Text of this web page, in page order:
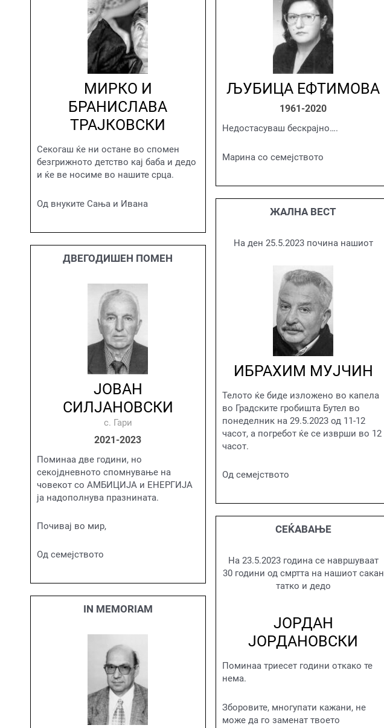
МИРКО И
БРАНИСЛАВА
ТРАЈКОВСКИ
Секогаш ќе ни остане во спомен
безгрижното детство кај баба и дедо
и ќе ве носиме во нашите срца.
Од внуките Сања и Ивана
ЉУБИЦА ЕФТИМОВА
1961-2020
Недостасуваш бескрајно….
Марина со семејството
ДВЕГОДИШЕН ПОМЕН
ЈОВАН
СИЛЈАНОВСКИ
с. Гари
2021-2023
Поминаа две години, но
секојдневното спомнување на
човекот со АМБИЦИЈА и ЕНЕРГИЈА
ја надополнува празнината.
Почивај во мир,
Од семејството
ЖАЛНА ВЕСТ
На ден 25.5.2023 почина нашиот
ИБРАХИМ МУЈЧИН
Телото ќе биде изложено во капела
во Градските гробишта Бутел во
понеделник на 29.5.2023 од 11-12
часот, а погребот ќе се изврши во 12
часот.
Од семејството
IN MEMORIAM
СЕЌАВАЊЕ
На 23.5.2023 година се навршуваат
30 години од смртта на нашиот сакан
татко и дедо
ЈОРДАН
ЈОРДАНОВСКИ
Поминаа триесет години откако те
нема.
Зборовите, многупати кажани, не
може да го заменат твоето